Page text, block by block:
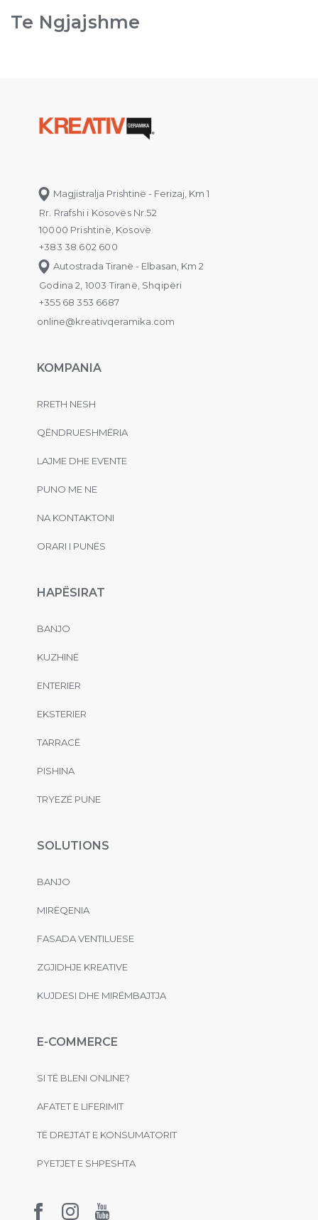
Te Ngjajshme
Magjistralja Prishtinë - Ferizaj, Km 1
Rr. Rrafshi i Kosovës Nr.52
10000 Prishtinë, Kosovë
+383 38 602 600
Autostrada Tiranë - Elbasan, Km 2
Godina 2, 1003 Tiranë, Shqipëri
+355 68 353 6687
online@kreativqeramika.com
KOMPANIA
RRETH NESH
QËNDRUESHMËRIA
LAJME DHE EVENTE
PUNO ME NE
NA KONTAKTONI
ORARI I PUNËS
HAPËSIRAT
BANJO
KUZHINË
ENTERIER
EKSTERIER
TARRACË
PISHINA
TRYEZË PUNE
SOLUTIONS
BANJO
MIRËQENIA
FASADA VENTILUESE
ZGJIDHJE KREATIVE
KUJDESI DHE MIRËMBAJTJA
E-COMMERCE
SI TË BLENI ONLINE?
AFATET E LIFERIMIT
TË DREJTAT E KONSUMATORIT
PYETJET E SHPESHTA